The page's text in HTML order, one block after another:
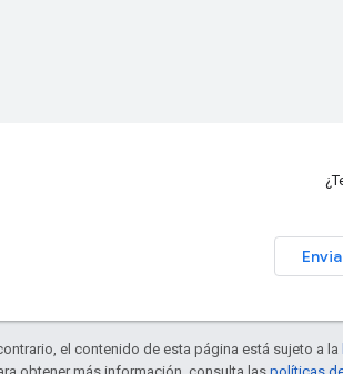
el contenido de esta página está sujeto a la